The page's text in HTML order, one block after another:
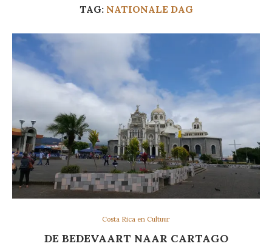
TAG: NATIONALE DAG
Costa Rica en Cultuur
DE BEDEVAART NAAR CARTAGO